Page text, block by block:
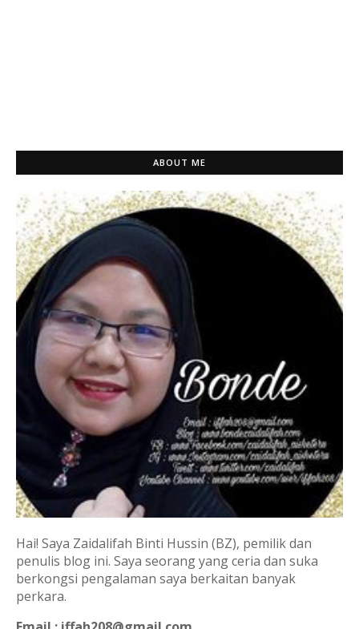
ABOUT ME
Hai! Saya Zaidalifah Binti Hussin (BZ), pemilik dan
penulis blog ini. Saya seorang yang ceria dan suka
berkongsi pengalaman saya berkaitan banyak
perkara.